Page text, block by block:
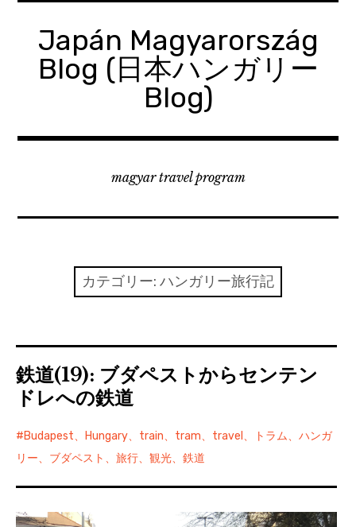
Japán Magyarország
Blog (日本ハンガリー
Blog)
magyar travel program
カテゴリー: ハンガリー旅行記
鉄道(19): ブダペストからセンテン
ドレへの鉄道
Budapest、Hungary、train、tram、travel、トラム、ハンガ
リー、ブダペスト、旅行、観光、鉄道